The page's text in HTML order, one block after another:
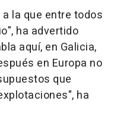
la que entre todos
ha advertido
aquí, en Galicia,
en Europa no
que
ha